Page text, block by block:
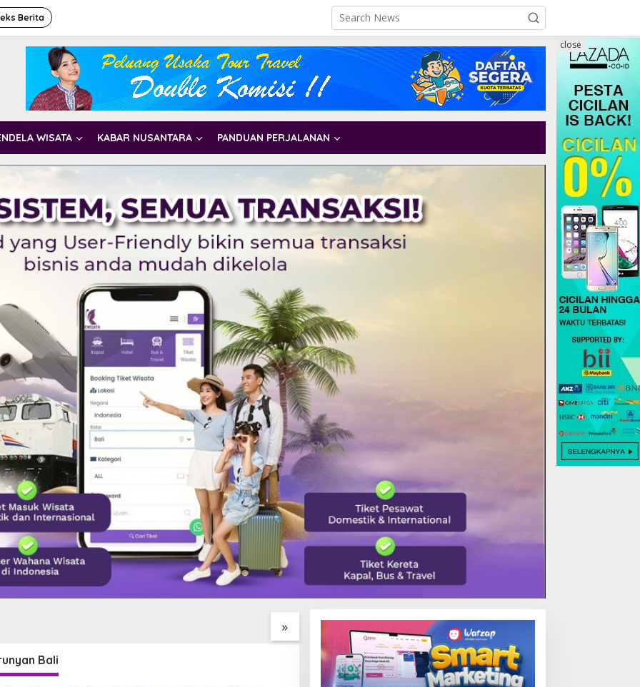
Berita
WISATA KABAR NUSANTARA PANDUAN PERJALANAN
close
»
GLASS
HIDDEN GEM
Desa Penglipuran Surga
Tradisional di Bangli yang
HEALING TERBAIK DI TOYA
DEVASYA, MENIIKMATI
KEINDAHAN ALAM VULKANIK
TERBAIK MENIKMATI
TENANGNYA ALAM BALI
Bali